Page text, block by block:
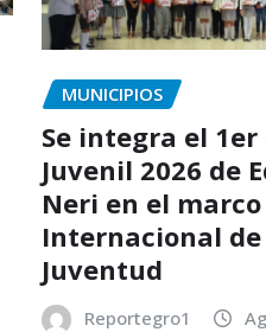
MUNICIPIOS
Se integra el 1er
Juvenil 2026 de
Neri en el
Internacional de
Juventud
Reportegro1